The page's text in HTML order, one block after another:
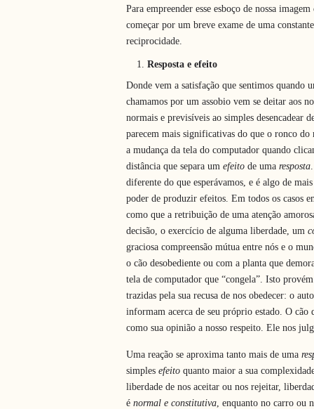
Para empreender esse esboço de nossa
começar por um breve exame de uma
reciprocidade.
Resposta e efeito
Donde vem a satisfação que sentimos quando
chamamos por um assobio vem se deitar aos
normais e previsíveis ao simples desencadear
parecem mais significativas do que o ronco
a mudança da tela do computador quando
distância que separa um efeito de uma resposta
diferente do que esperávamos, e é algo de
poder de produzir efeitos. Em todos os casos
como que a retribuição de uma atenção
decisão, o exercício de alguma liberdade, um
graciosa compreensão mútua entre nós e o
o cão desobediente ou com a planta que
tela de computador que “congela”. Isto
trazidas pela sua recusa de nos obedecer: o
informam acerca de seu próprio estado. O cão
como sua opinião a nosso respeito. Ele nos
Uma reação se aproxima tanto mais de uma
simples efeito quanto maior a sua
liberdade de nos aceitar ou nos rejeitar,
é normal e constitutiva, enquanto no carro ou